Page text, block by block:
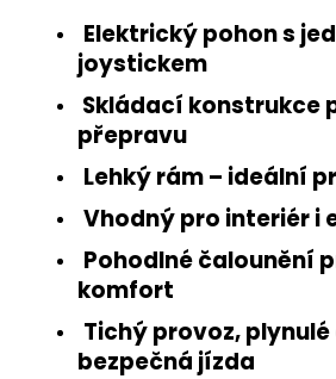
Elektrický pohon s
joystickem
Skládací konstrukce
přepravu
Lehký rám – ideální
Vhodný pro interiér i
Pohodlné čalounění
komfort
Tichý provoz,
bezpečná jízda